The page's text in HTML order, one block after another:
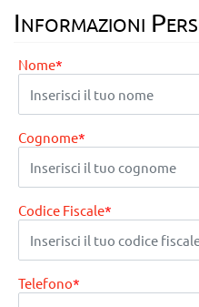
Informazioni
Nome*
Cognome*
Codice Fiscale*
Telefono*